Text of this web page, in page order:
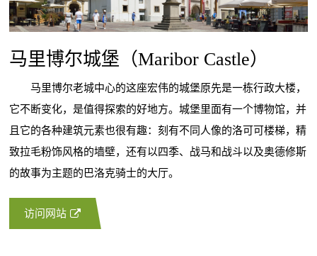
马里博尔城堡（Maribor Castle）
马里博尔老城中心的这座宏伟的城堡原先是一栋行政大楼，
它不断变化，是值得探索的好地方。城堡里面有一个博物馆，并
且它的各种建筑元素也很有趣：刻有不同人像的洛可可楼梯，精
致拉毛粉饰风格的墙壁，还有以四季、战马和战斗以及奥德修斯
的故事为主题的巴洛克骑士的大厅。
访问网站